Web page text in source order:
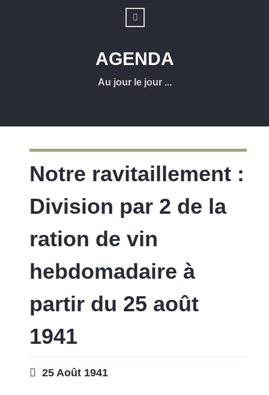
AGENDA
Au jour le jour ...
Notre ravitaillement :
Division par 2 de la
ration de vin
hebdomadaire à
partir du 25 août
1941
25 Août 1941